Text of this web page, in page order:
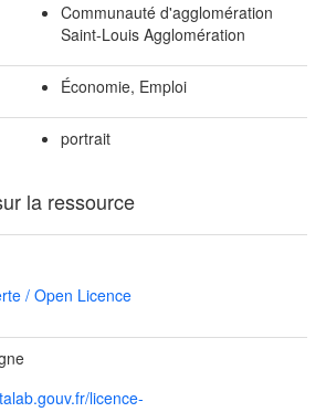
Communauté d'agglomération
Saint-Louis Agglomération
Économie, Emploi
portrait
la ressource
/ Open Licence
licence-